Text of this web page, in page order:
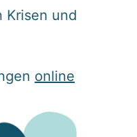
Krisen und
online